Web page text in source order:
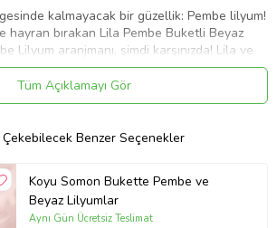
kalmayacak bir güzellik: Pembe lilyum!
hayran bırakan Lila Pembe Buketli Beyaz
Lilyum aranjmanı, şimdi karşınızda! Lila ve
kağıdına sarılı beyaz Polimer içerisinde
şefkati ve sadakati simgeliyor. Açık
aranjmana sofistike bir dokunuş katıyor.
güzelleştirmek için hazır! Siz de bu özel
Sevdiklerinize olan hislerinizi
olan bu aranjmanı; doğum günleri, yıl
içten bir teşekkür için gönül rahatlığıyla
sonrasında çıkacak “Not oluşturma”
Tüm Açıklamayı Gör
Çekebilecek Benzer Seçenekler
Koyu Somon Bukette Pembe ve
Beyaz Lilyumlar
Aynı Gün Ücretsiz Teslimat